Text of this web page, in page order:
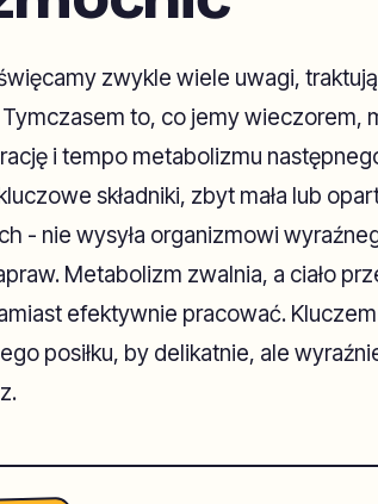
zwykle wiele uwagi,
Tymczasem to, co jemy wieczorem,
i tempo metabolizmu
składniki, zbyt mała lub
- nie wysyła organizmowi
Metabolizm zwalnia, a ciało
efektywnie pracować.
posiłku, by delikatnie, ale